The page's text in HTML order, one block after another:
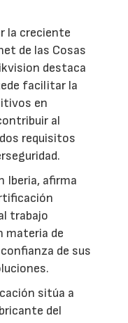
la creciente
de las Cosas
destaca
facilitar la
en
al
requisitos
Iberia, afirma
trabajo
materia de
de sus
sitúa a
del